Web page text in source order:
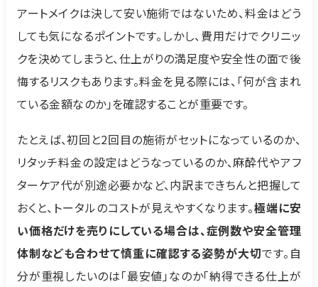
アートメイクは決して安い施術ではないため、料金はどう
しても気になるポイントです。しかし、費用だけでクリニッ
クを決めてしまうと、仕上がりの満足度や安全性の面で後
悔するリスクもあります。料金を見る際には、「何が含まれ
ている金額なのか」を確認することが重要です。
たとえば、初回と2回目の施術がセットになっているのか、
リタッチ料金の設定はどうなっているのか、麻酔代やアフ
ターケア代が別途必要かなど、内訳まできちんと把握して
おくと、トータルのコストが見えやすくなります。極端に安
い価格だけを売りにしている場合は、症例数や安全管理
体制なども合わせて慎重に確認する姿勢が大切です。自
分が重視したいのは「最安値」なのか「納得できる仕上が